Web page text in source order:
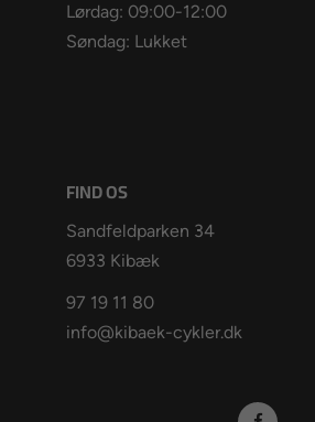
Lørdag: 09:00-12:00
Søndag: Lukket
FIND OS
Sandfeldparken 34
6933 Kibæk
97 19 11 80
info@kibaek-cykler.dk